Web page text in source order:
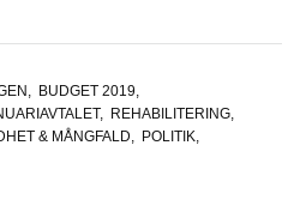
ökat betydligt mer i
tiden: drygt 60 procent mot
är samtidigt nästan
mot 5,9 i befolkningen som
, BUDGET 2019,
, REHABILITERING,
& MÅNGFALD, POLITIK,